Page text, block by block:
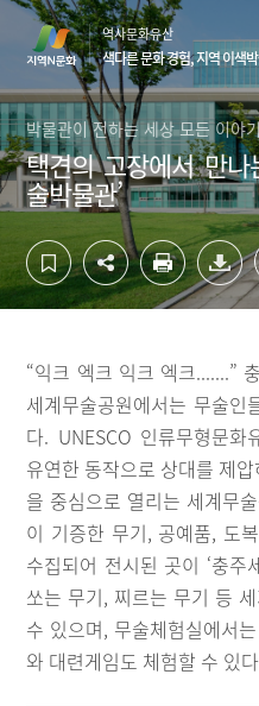
컨
영
역
바
로
가
하
역
바
로
가
기
역사문화유산
색다른 문화 경험, 지역 이색
박물관이 전하는 세상 모든 이야
택견의 고장에서 만나
술박물관’
“익크 엑크 익크 엑크.......”
세계무술공원에서는 무술
다. UNESCO 인류무형문
유연한 동작으로 상대를 제
을 중심으로 열리는 세계무
이 기증한 무기, 공예품, 도
수집되어 전시된 곳이 ‘충주
쏘는 무기, 찌르는 무기 등
수 있으며, 무술체험실에서
와 대련게임도 체험할 수 있